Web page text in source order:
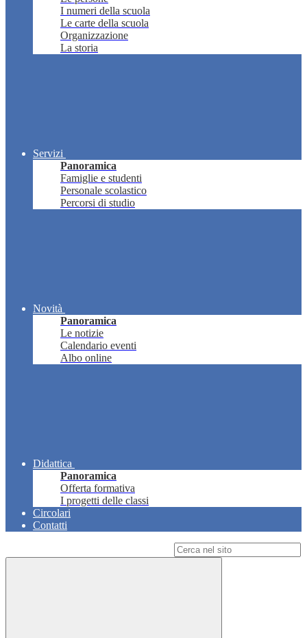
I numeri della scuola
Le carte della scuola
Organizzazione
La storia
Servizi
Panoramica
Famiglie e studenti
Personale scolastico
Percorsi di studio
Novità
Panoramica
Le notizie
Calendario eventi
Albo online
Didattica
Panoramica
Offerta formativa
I progetti delle classi
Circolari
Contatti